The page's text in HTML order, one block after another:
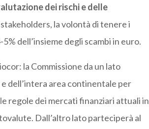
dei rischi e delle
la volontà di tenere i
dell’insieme degli scambi in euro.
la Commissione da un lato
dell’intera area continentale per
regole dei mercati finanziari attuali in
Dall’altro lato parteciperà al